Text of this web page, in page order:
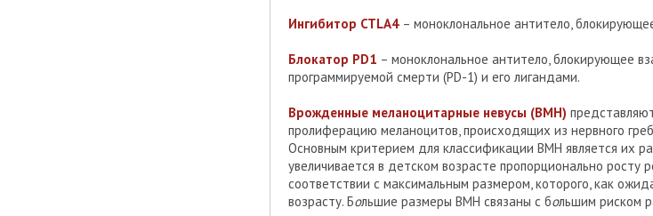
Ингибитор CTLA4 – моноклональное антитело,
Блокатор PD1 – моноклональное антитело, блокирующее
программируемой смерти (PD-1) и его лигандами.
Врожденные меланоцитарные невусы (ВМН)
пролиферацию меланоцитов, происходящих из нервного
Основным критерием для классификации ВМН является их
увеличивается в детском возрасте пропорционально
соответствии с максимальным размером, которого, как
возрасту. Большие размеры ВМН связаны с большим риском